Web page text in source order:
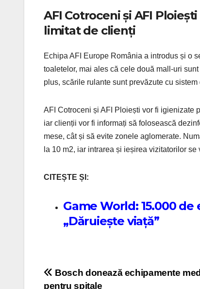
AFI Cotroceni și AFI
limitat de clienți
Echipa AFI Europe România a introdus și o
toaletelor, mai ales că cele două mall-uri
plus, scările rulante sunt prevăzute cu
AFI Cotroceni și AFI Ploiești vor fi igienizate
iar clienții vor fi informați să folosească
mese, cât și să evite zonele aglomerate.
la 10 m2, iar intrarea și ieșirea vizitatorilor se
CITEȘTE ȘI:
Game World: 15.000
„Dăruiește viață”
Post navigation
Bosch donează echipamente
pentru spitale